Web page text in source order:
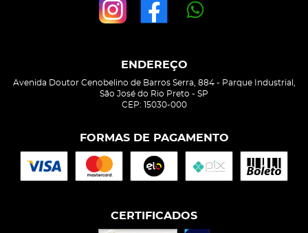
ENDEREÇO
Avenida Doutor Cenobelino de Barros Serra, 884- Parque Industrial,
São José do Rio Preto - SP
CEP: 15030-000
FORMAS DE PAGAMENTO
CERTIFICADOS